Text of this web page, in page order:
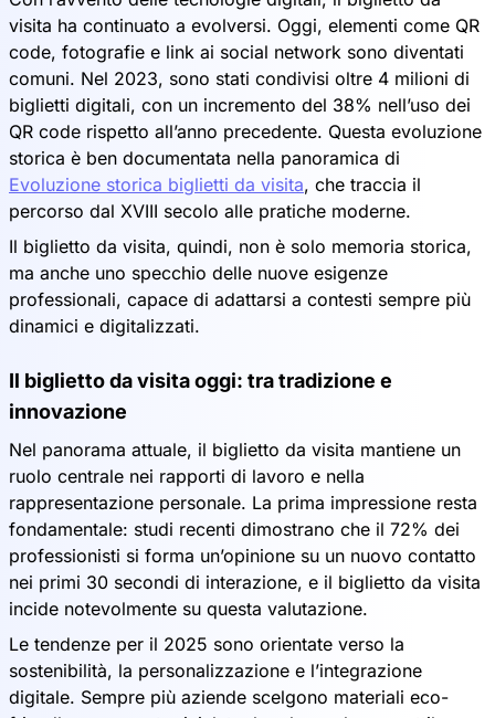
visita ha continuato a evolversi. Oggi, elementi come QR
code, fotografie e link ai social network sono diventati
comuni. Nel 2023, sono stati condivisi oltre 4 milioni di
biglietti digitali, con un incremento del 38% nell’uso dei
QR code rispetto all’anno precedente. Questa evoluzione
storica è ben documentata nella panoramica di
Evoluzione storica biglietti da visita, che traccia il
percorso dal XVIII secolo alle pratiche moderne.
Il biglietto da visita, quindi, non è solo memoria storica,
ma anche uno specchio delle nuove esigenze
professionali, capace di adattarsi a contesti sempre più
dinamici e digitalizzati.
Il biglietto da visita oggi: tra tradizione e
innovazione
Nel panorama attuale, il biglietto da visita mantiene un
ruolo centrale nei rapporti di lavoro e nella
rappresentazione personale. La prima impressione resta
fondamentale: studi recenti dimostrano che il 72% dei
professionisti si forma un’opinione su un nuovo contatto
nei primi 30 secondi di interazione, e il biglietto da visita
incide notevolmente su questa valutazione.
Le tendenze per il 2025 sono orientate verso la
sostenibilità, la personalizzazione e l’integrazione
digitale. Sempre più aziende scelgono materiali eco-